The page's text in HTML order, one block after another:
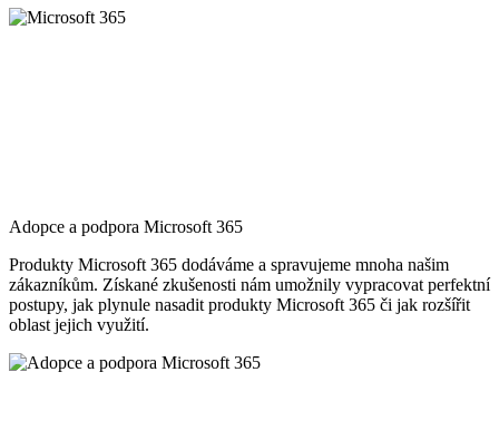
Adopce a podpora Microsoft 365
Produkty Microsoft 365 dodáváme a spravujeme mnoha našim
zákazníkům. Získané zkušenosti nám umožnily vypracovat perfektní
postupy, jak plynule nasadit produkty Microsoft 365 či jak rozšířit
oblast jejich využití.